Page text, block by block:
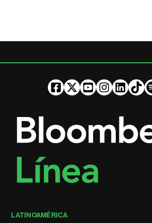
LATINOAMÉRICA